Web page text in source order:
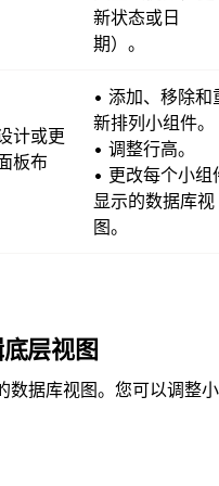
新状态或日
期）。
计或更
板布
• 添加、移除和
新排列小组件。
• 调整行高。
• 更改每个小组
显示的数据库视
图。
层视图
数据库视图。您可以调整